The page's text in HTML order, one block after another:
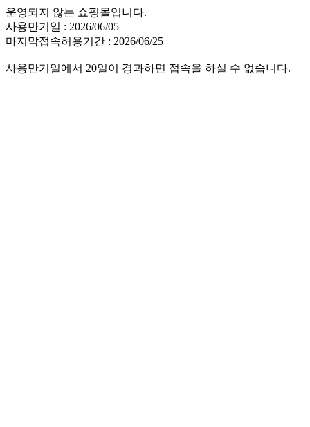
운영되지 않는 쇼핑몰입니다.
사용만기일 : 2026/06/05
마지막접속허용기간 : 2026/06/25
사용만기일에서 20일이 경과하면 접속을 하실 수 없습니다.